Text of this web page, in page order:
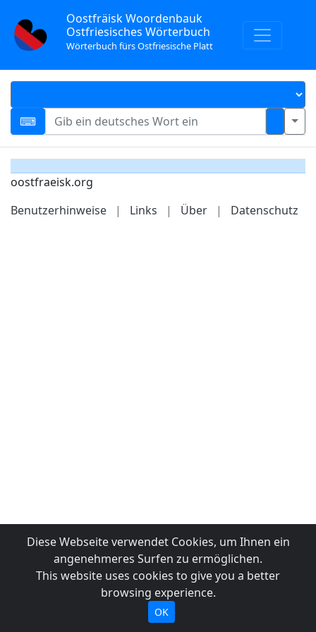
Oostfräisk Woordenbauk
Ostfriesisches Wörterbuch
Wörterbuch fürs Ostfriesische Platt
oostfraeisk.org
Benutzerhinweise
| Links | Über | Datenschutz
Diese Webseite verwendet Cookies, um Ihnen ein
angenehmeres Surfen zu ermöglichen.
This website uses cookies to give you a better
browsing experience.
OK